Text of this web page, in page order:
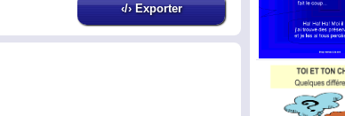
‹/› Exporter